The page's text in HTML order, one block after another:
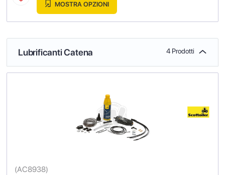
MOSTRA OPZIONI
Lubrificanti Catena 4 Prodotti
(AC8938)